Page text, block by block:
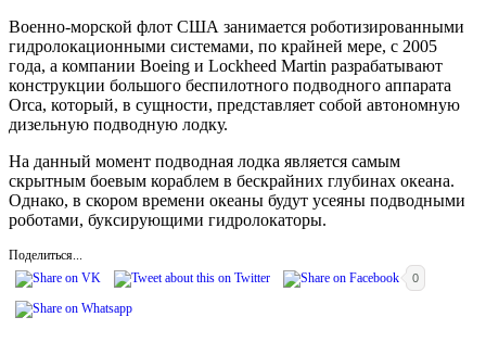
Военно-морской флот США занимается роботизированными
гидролокационными системами, по крайней мере, с 2005
года, а компании Boeing и Lockheed Martin разрабатывают
конструкции большого беспилотного подводного аппарата
Orca, который, в сущности, представляет собой автономную
дизельную подводную лодку.
На данный момент подводная лодка является самым
скрытным боевым кораблем в бескрайних глубинах океана.
Однако, в скором времени океаны будут усеяны подводными
роботами, буксирующими гидролокаторы.
Поделиться...
0